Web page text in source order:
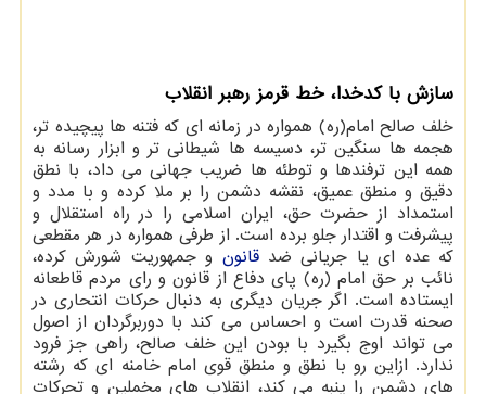
سازش با کدخدا، خط قرمز رهبر انقلاب
خلف صالح امام(ره) همواره در زمانه ای که فتنه ها پیچیده تر،
هجمه ها سنگین تر، دسیسه ها شیطانی تر و ابزار رسانه به
همه این ترفندها و توطئه ها ضریب جهانی می داد، با نطق
دقیق و منطق عمیق، نقشه دشمن را بر ملا کرده و با مدد و
استمداد از حضرت حق، ایران اسلامی را در راه استقلال و
پیشرفت و اقتدار جلو برده است. از طرفی همواره در هر مقطعی
که عده ای یا جریانی ضدقانون و جمهوریت شورش کرده،
نائب بر حق امام (ره) پای دفاع از قانون و رای مردم قاطعانه
ایستاده است. اگر جریان دیگری به دنبال حرکات انتحاری در
صحنه قدرت است و احساس می کند با دوربرگردان از اصول
می تواند اوج بگیرد با بودن این خلف صالح، راهی جز فرود
ندارد. ازاین رو با نطق و منطق قوی امام خامنه ای که رشته
های دشمن را پنبه می کند، انقلاب های مخملین و تحرکات